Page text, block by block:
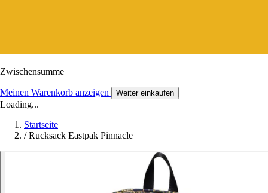
Zwischensumme
Meinen Warenkorb anzeigen Weiter einkaufen
Loading...
Startseite
/ Rucksack Eastpak Pinnacle